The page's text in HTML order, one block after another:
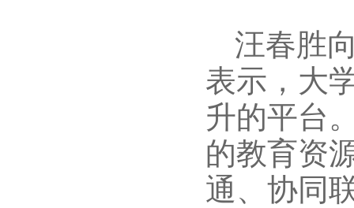
汪春胜
表示，大
升的平台
的教育资
通、协同